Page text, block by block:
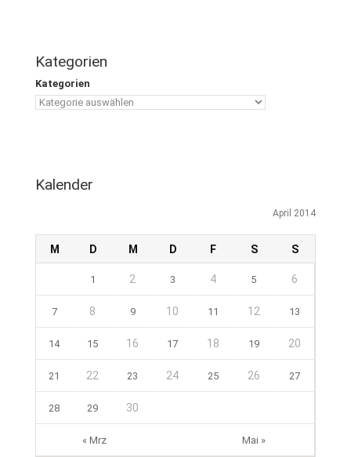
Kategorien
Kategorien
Kalender
April 2014
M D M D F S S
« Mrz Mai »
1 2 3 4 5 6
7 8 9 10 11 12 13
14 15 16 17 18 19 20
21 22 23 24 25 26 27
28 29 30